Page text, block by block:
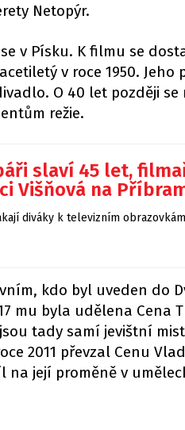
Netopýr.
v Písku. K filmu se
v roce 1950. Jeho
O 40 let později se
režie.
slaví 45 let,
Višňová na
diváky k televizním
kdo byl uveden do
mu byla udělena Cena
tady samí jevištní
2011 převzal Cenu
její proměně v